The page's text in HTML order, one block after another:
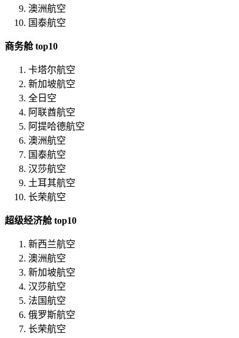
澳洲航空
国泰航空
商务舱 top10
卡塔尔航空
新加坡航空
全日空
阿联酋航空
阿提哈德航空
澳洲航空
国泰航空
汉莎航空
土耳其航空
长荣航空
超级经济舱 top10
新西兰航空
澳洲航空
新加坡航空
汉莎航空
法国航空
俄罗斯航空
长荣航空